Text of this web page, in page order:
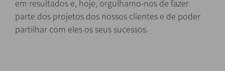
em resultados e, hoje, orgulhamo-nos de fazer
parte dos projetos dos nossos clientes e de poder
partilhar com eles os seus sucessos.